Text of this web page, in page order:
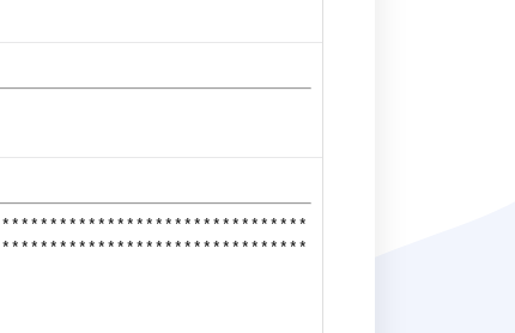
* * * * * * * * * * * * * * * * * * * * * * * * * * * * * * *
* * * * * * * * * * * * * * * * * * * * * * * * * * * * * * *